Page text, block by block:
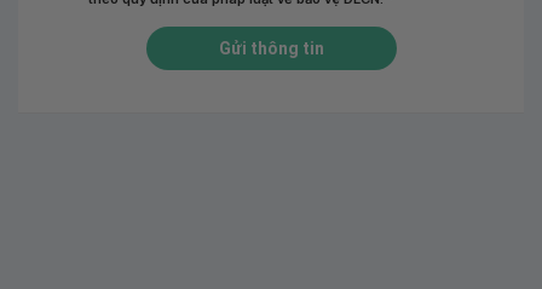
Gửi thông tin